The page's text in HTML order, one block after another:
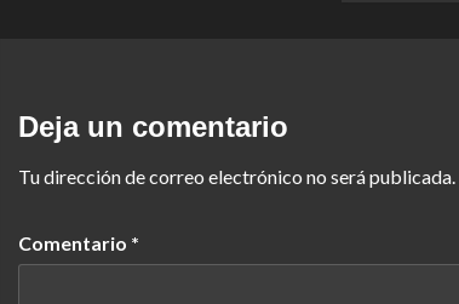
Deja un comentario
Tu dirección de correo electrónico no será publicada.
Comentario *